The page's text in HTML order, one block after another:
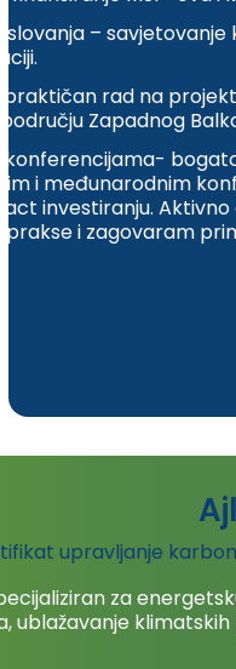
–
praktičan rad na
području Zapadnog
konferencijama-
i međunarodnim
investiranju.
prakse i zagovaram
upravljanje
za
ublažavanje